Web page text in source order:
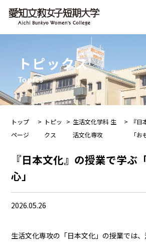
トピックス
Topics
トップ
ページ
> トピッ
クス
> 生活文化学科 生
活文化専攻
>
『
「
『日本文化』の授業で学ぶ
心」
2026.05.26
生活文化専攻の「日本文化」の授業では